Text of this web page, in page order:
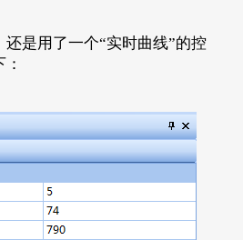
是用了一个“实时曲线”的控